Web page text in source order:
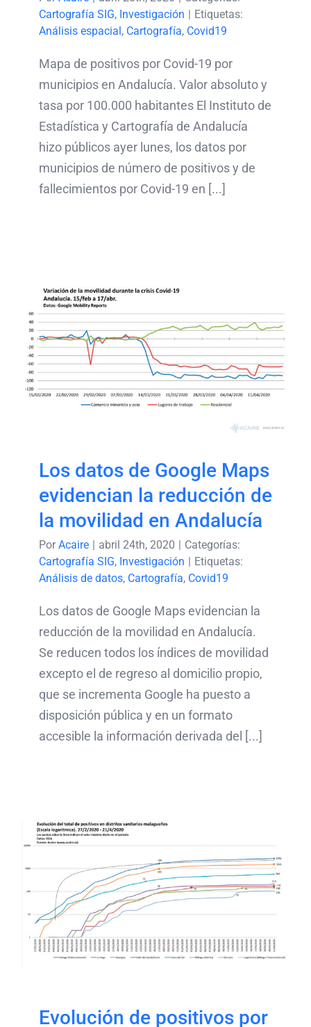
Cartografía SIG, Investigación | Etiquetas:
Análisis espacial, Cartografía, Covid19
Mapa de positivos por Covid-19 por
municipios en Andalucía. Valor absoluto y
tasa por 100.000 habitantes El Instituto de
Estadística y Cartografía de Andalucía
hizo públicos ayer lunes, los datos por
municipios de número de positivos y de
fallecimientos por Covid-19 en [...]
Los datos de Google
Maps evidencian la
reducción de la movilidad
en Andalucía
Los datos de Google Maps
evidencian la reducción de
la movilidad en Andalucía
PorAcaire | abril 24th, 2020 | Categorías:
Cartografía SIG, Investigación | Etiquetas:
Análisis de datos, Cartografía, Covid19
Los datos de Google Maps evidencian la
reducción de la movilidad en Andalucía.
Se reducen todos los índices de movilidad
excepto el de regreso al domicilio propio,
que se incrementa Google ha puesto a
disposición pública y en un formato
accesible la información derivada del [...]
Evolución de positivos
por Covid-19 por distritos
sanitarios malagueños
Evolución de positivos por